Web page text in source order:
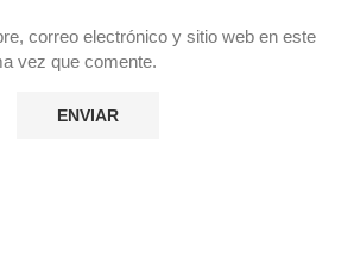
correo electrónico y sitio web en este
vez que comente.